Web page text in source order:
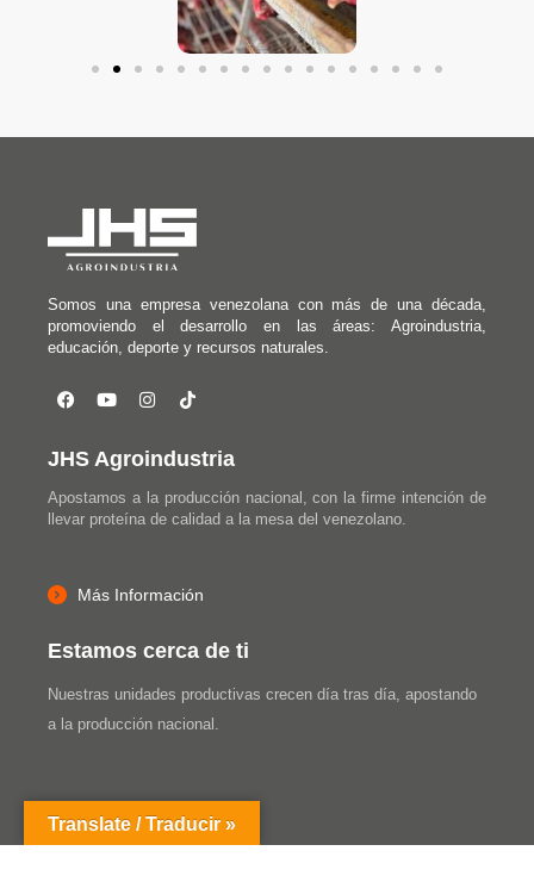
Somos una empresa venezolana con más de una década,
promoviendo el desarrollo en las áreas: Agroindustria,
educación, deporte y recursos naturales.
JHS Agroindustria
Apostamos a la producción nacional, con la firme intención de
llevar proteína de calidad a la mesa del venezolano.
Más Información
Estamos cerca de ti
Nuestras unidades productivas crecen día tras día, apostando
a la producción nacional.
Translate / Traducir »